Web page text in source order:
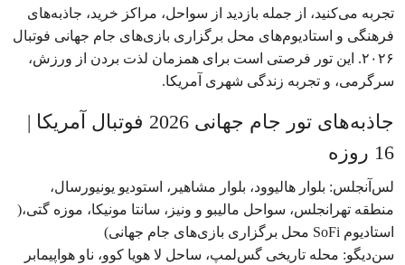
تجربه می‌کنید، از جمله بازدید از سواحل، مراکز خرید، جاذبه‌های
فرهنگی و استادیوم‌های محل برگزاری بازی‌های جام جهانی فوتبال
۲۰۲۶. این تور فرصتی است برای همزمان لذت بردن از ورزش،
سرگرمی، و تجربه زندگی شهری آمریکا.
جاذبه‌های تور جام جهانی 2026 فوتبال آمریکا |
16 روزه
لس‌آنجلس: بلوار هالیوود، بلوار مشاهیر، استودیو یونیورسال،
منطقه تهرانجلس، سواحل مالیبو و ونیز، سانتا مونیکا، موزه گتی،(
استادیوم SoFi محل برگزاری بازی‌های جام جهانی)
سن‌دیگو: محله تاریخی گس‌لمپ، ساحل لا هویا کوو، ناو هواپیمابر